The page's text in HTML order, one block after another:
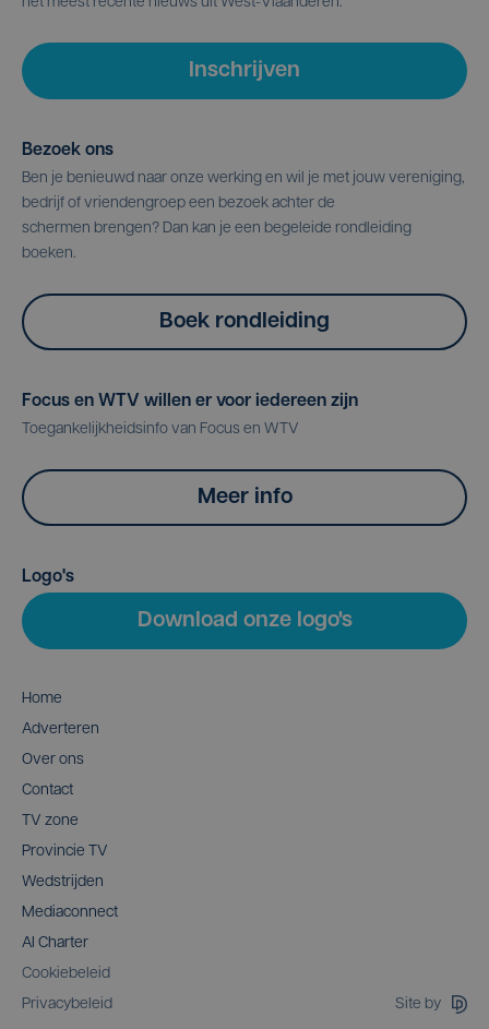
Inschrijven
Bezoek ons
Ben je benieuwd naar onze werking en wil je met jouw vereniging,
bedrijf of vriendengroep een bezoek achter de
schermen brengen? Dan kan je een begeleide rondleiding
boeken.
Boek rondleiding
Focus en WTV willen er voor iedereen zijn
Toegankelijkheidsinfo van Focus en WTV
Meer info
Logo's
Download onze logo's
Home
Adverteren
Over ons
Contact
TV zone
Provincie TV
Wedstrijden
Mediaconnect
AI Charter
Cookiebeleid
Privacybeleid
Site by